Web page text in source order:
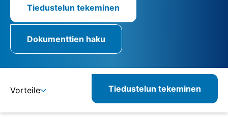
Tiedustelun tekeminen
Dokumenttien haku
Vorteile Tiedustelun tekeminen